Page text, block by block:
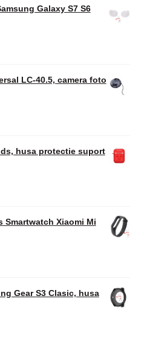
Galaxy S7 S6
LC-40.5, camera foto
husa protectie suport
Xiaomi Mi
Gear S3 Clasic, husa